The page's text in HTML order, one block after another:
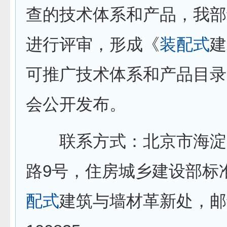
查的技术体系和产品，我
进行评审，形成《装配式
可推广技术体系和产品目
会公开发布。
联系方式：北京市海淀
路9号，住房城乡建设部标
配式建筑与墙材革新处，